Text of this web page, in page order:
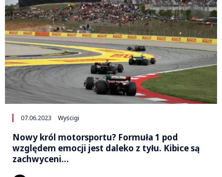
07.06.2023 Wyścigi
Nowy król motorsportu? Formuła 1 pod
względem emocji jest daleko z tyłu. Kibice są
zachwyceni…